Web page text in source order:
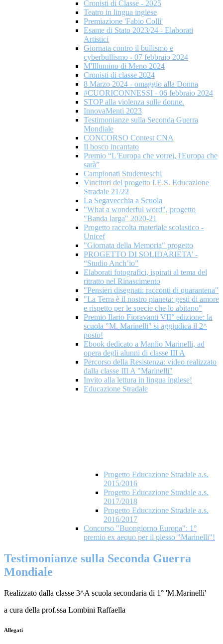
Cronisti di Classe - 2025
Teatro in lingua inglese
Premiazione 'Fabio Colli'
Esame di Stato 2023/24 - Elaborati
Artistici
Giornata contro il bullismo e
cyberbullismo - 07 febbraio 2024
M'Illumino di Meno 2024
Cronisti di classe 2024
8 Marzo 2024 - omaggio alla Donna
#CUORICONNESSI - 06 febbraio 2024
STOP alla violenza sulle donne.
InnovaMenti 2023
Testimonianze sulla Seconda Guerra
Mondiale
CONCORSO Contest CNA
Il bosco incantato
Premio “L'Europa che vorrei, l'Europa che
sarà”
Campionati Studenteschi
Vincitori del progetto I.E.S. Educazione
Stradale 21/22
La Segavecchia a Scuola
"What a wonderful word", progetto
"Banda larga" 2020-21
Progetto raccolta materiale scolastico -
Unicef
"Giornata della Memoria" progetto
PROGETTO DI SOLIDARIETA’ -
“Studio Anch’io”
Elaborati fotografici, ispirati al tema del
ritratto nel Rinascimento
"Pensieri disegnati: racconti di quarantena"
"La Terra è il nostro pianeta: gesti di amore
e rispetto per le specie che lo abitano"
Premio Ilario Fioravanti VII° edizione: la
scuola "M. Marinelli" si aggiudica il 2^
posto!
Ebook dedicato a Manlio Marinelli, ad
opera degli alunni di classe III A
Percorso della Resistenza: video realizzato
dalla classe III A "Marinelli"
Invito alla lettura in lingua inglese!
Educazione Stradale
Progetto Educazione Stradale a.s.
2015/2016
Progetto Educazione Stradale a.s.
2017/2018
Progetto Educazione Stradale a.s.
2016/2017
Concorso "Buongiorno Europa": 1°
premio ex aequo per il plesso "Marinelli"!
Testimonianze sulla Seconda Guerra
Mondiale
Realizzato dalla classe 3^A scuola secondaria di 1° 'M.Marinelli'
a cura della prof.ssa Lombini Raffaella
Allegati